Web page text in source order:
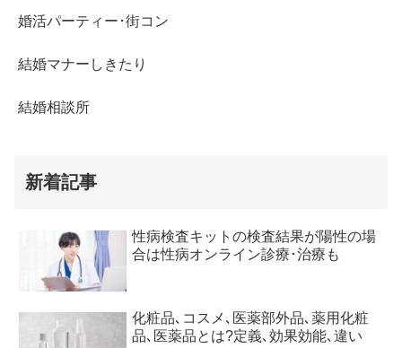
婚活パーティー･街コン
結婚マナーしきたり
結婚相談所
新着記事
性病検査キットの検査結果が陽性の場
合は性病オンライン診療･治療も
化粧品､コスメ､医薬部外品､薬用化粧
品､医薬品とは?定義､効果効能､違い